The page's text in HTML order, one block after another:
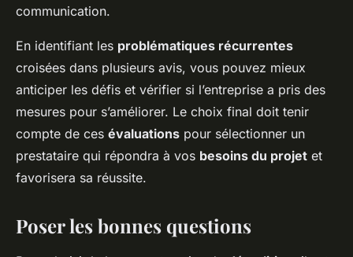
communication.
En identifiant les problématiques récurrentes
croisées dans plusieurs avis, vous pouvez mieux
anticiper les défis et vérifier si l’entreprise a pris des
mesures pour s’améliorer. Le choix final doit tenir
compte de ces évaluations pour sélectionner un
prestataire qui répondra à vos besoins du projet et
favorisera sa réussite.
Poser les bonnes questions